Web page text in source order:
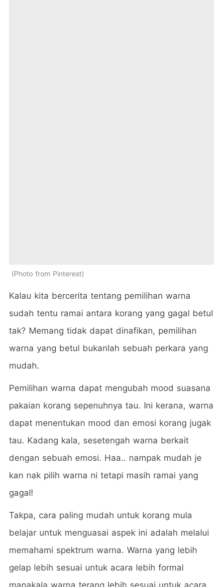
Photo from Pinterest
Kalau kita bercerita tentang pemilihan warna
sudah tentu ramai antara korang yang gagal betul
tak? Memang tidak dapat dinafikan, pemilihan
warna yang betul bukanlah sebuah perkara yang
mudah.
Pemilihan warna dapat mengubah mood suasana
pakaian korang sepenuhnya tau. Ini kerana, warna
dapat menentukan mood dan emosi korang jugak
tau. Kadang kala, sesetengah warna berkait
dengan sebuah emosi. Haa.. nampak mudah je
kan nak pilih warna ni tetapi masih ramai yang
gagal!
Takpa, cara paling mudah untuk korang mula
belajar untuk menguasai aspek ini adalah melalui
memahami spektrum warna. Warna yang lebih
gelap lebih sesuai untuk acara lebih formal